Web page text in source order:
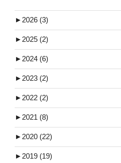
► 2026 (3)
► 2025 (2)
► 2024 (6)
► 2023 (2)
► 2022 (2)
► 2021 (8)
► 2020 (22)
► 2019 (19)